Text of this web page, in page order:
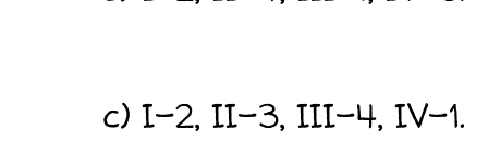
c) I-2, II-3, III-4, IV-1.